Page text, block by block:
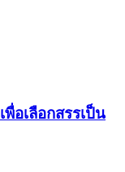
อเลือกสรรเป็น